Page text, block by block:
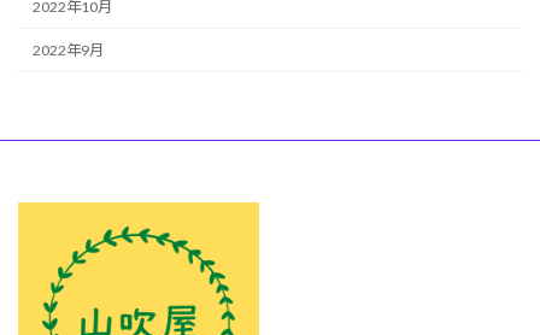
2022年10月
2022年9月